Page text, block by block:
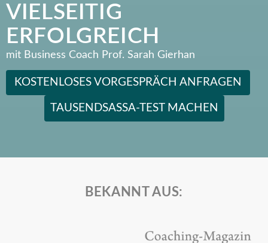
VIELSEITIG
ERFOLGREICH
mit Business Coach Prof. Sarah Gierhan
KOSTENLOSES VORGESPRÄCH ANFRAGEN
TAUSENDSASSA-TEST MACHEN
BEKANNT AUS: